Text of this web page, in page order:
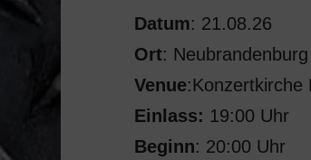
Datum: 21.08.26
Ort: Neubrandenburg
Venue:Konzertkirche
Einlass: 19:00 Uhr
Beginn: 20:00 Uhr